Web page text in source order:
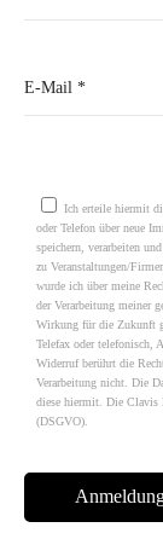
Ich erteile hiermit
oder Telefon über neue
speichern, verarbeiten
zu Veranstaltungen/
wurde ich über meine
der Verarbeitung meiner
Wirkung für die Zukunft
Telefax oder telefonisch,
Widerruf berührt die
Verarbeitung nicht. Die
diese hiermit. Die Clavis
(DSGVO).